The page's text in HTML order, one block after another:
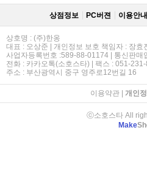
상점정보 PC버젼 이용안내
상호명 : (주)한옹
대표 : 오상준 | 개인정보 보호 책임자 : 장효
사업자등록번호 :589-88-01174 | 통신판
전화 : 카카오톡(소호스타) | 팩스 : 051-
주소 : 부산광역시 중구 영주로12번길 16
이용약관| 개인
ⓒ소호스타 All
Make